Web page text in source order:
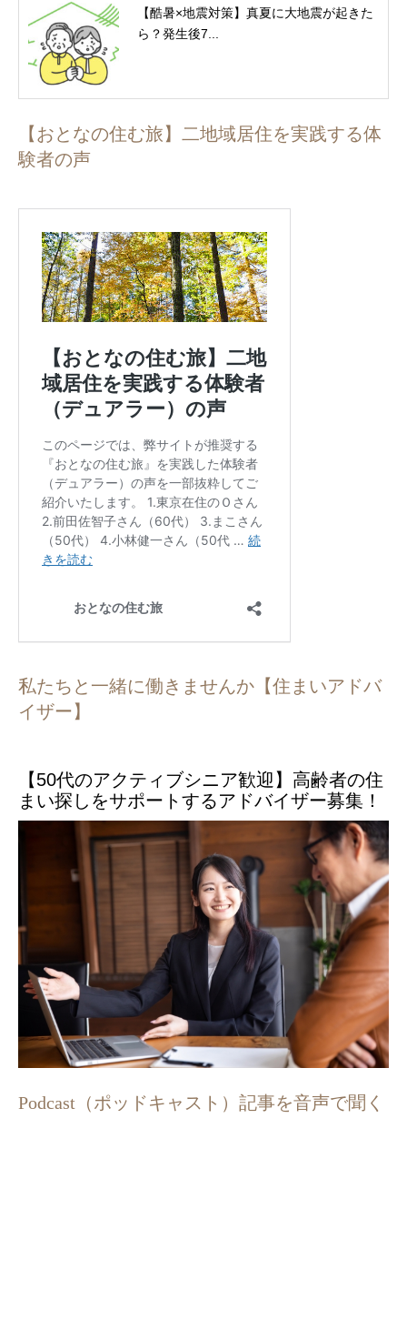
【酷暑×地震対策】真夏に大地震が起きた
ら？発生後7...
【おとなの住む旅】二地域居住を実践する体
験者の声
私たちと一緒に働きませんか【住まいアドバ
イザー】
【50代のアクティブシニア歓迎】高齢者の住
まい探しをサポートするアドバイザー募集！
Podcast（ポッドキャスト）記事を音声で聞く